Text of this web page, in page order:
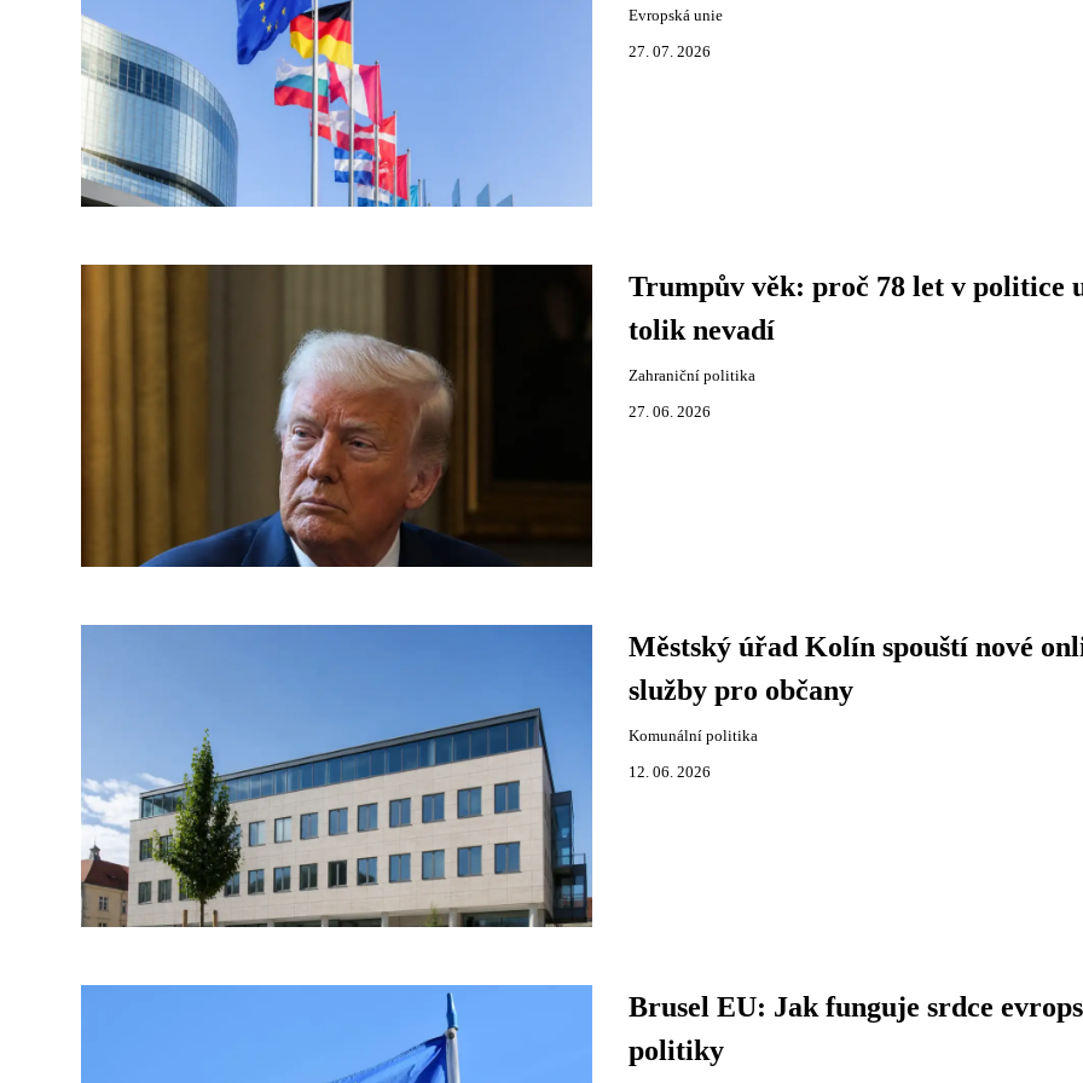
Evropská unie
27. 07. 2026
Trumpův věk: proč 78 let v politice
tolik nevadí
Zahraniční politika
27. 06. 2026
Městský úřad Kolín spouští nové
služby pro občany
Komunální politika
12. 06. 2026
Brusel EU: Jak funguje srdce
politiky